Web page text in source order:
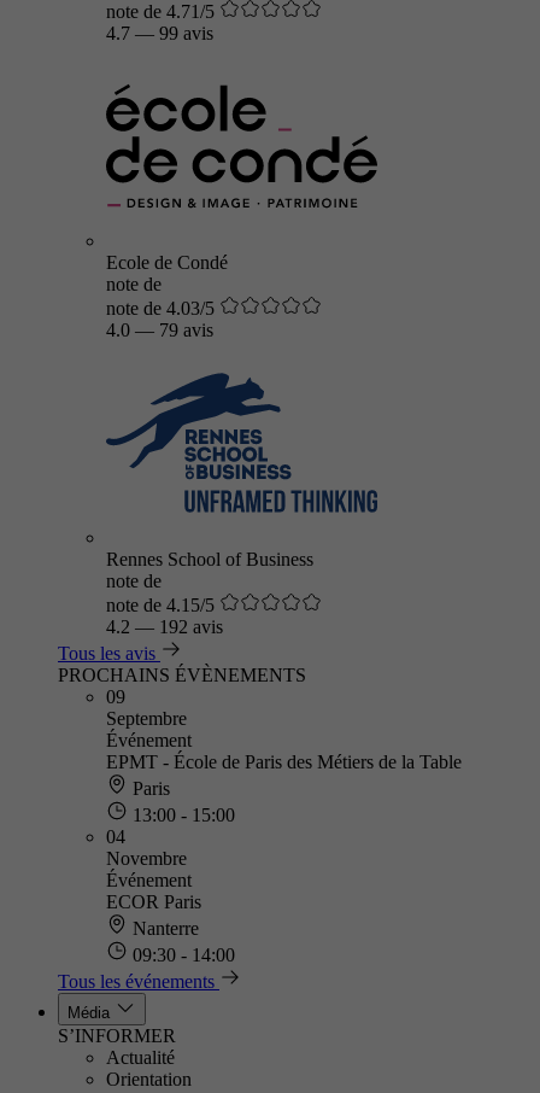
note de 4.71/5
4.7 — 99 avis
Ecole de Condé
note de
note de 4.03/5
4.0 — 79 avis
Rennes School of Business
note de
note de 4.15/5
4.2 — 192 avis
Tous les avis
PROCHAINS ÉVÈNEMENTS
09
Septembre
Événement
EPMT - École de Paris des Métiers de la Table
Paris
13:00 - 15:00
04
Novembre
Événement
ECOR Paris
Nanterre
09:30 - 14:00
Tous les événements
Média
S’INFORMER
Actualité
Orientation